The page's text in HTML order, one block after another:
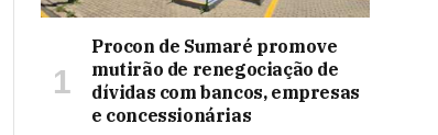
Procon de Sumaré promove
mutirão de renegociação de
dívidas com bancos, empresas
e concessionárias